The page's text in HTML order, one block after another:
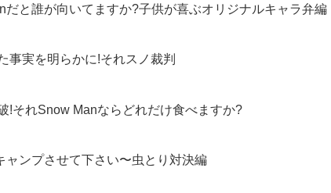
だと誰が向いてますか?⼦供が喜ぶオリジナルキャラ弁編
事実を明らかに!それスノ裁判
!それSnow Manならどれだけ⾷べますか?
ャンプさせて下さい〜⾍とり対決編